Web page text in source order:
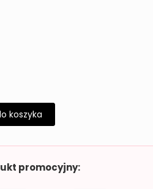
koszyka
promocyjny: